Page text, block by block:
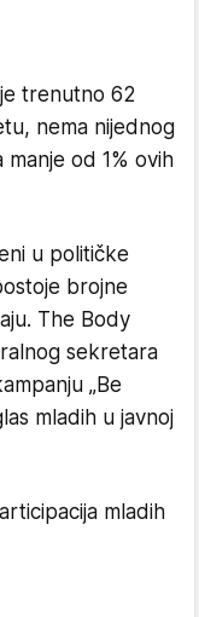
trenutno 62
nema nijednog
od 1% ovih
u političke
brojne
The Body
sekretara
„Be
mladih u javnoj
mladih